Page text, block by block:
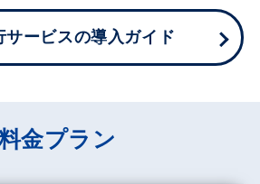
サービスの導入ガイド
金プラン